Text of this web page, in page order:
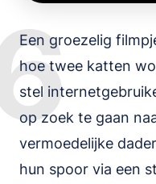
Een groezelig
hoe twee katten
stel
op zoek te gaan
vermoedelijke
hun spoor via een